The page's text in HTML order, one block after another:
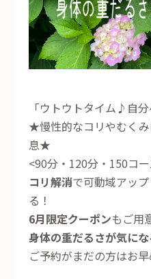
「ウトウトタイム♪自
★慢性的なコリやむく
息★
<90分・120分・150コ
コリ解消で可動域アップ
る！
6月限定クーポンもご用
身体の重だるさが気に
ご予約がまだの方はお早